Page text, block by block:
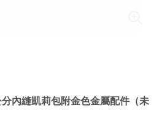
分內縫凱莉包附金色金屬配件（未